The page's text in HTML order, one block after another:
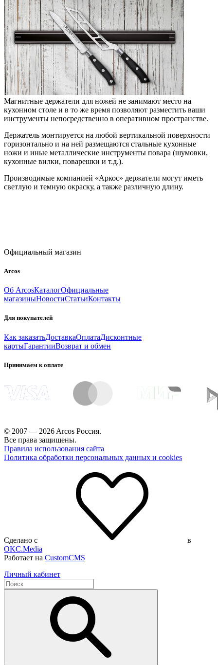
Магнитные держатели для ножей не занимают место на
кухонном столе и в то же время позволяют разместить ваши
инструменты непосредственно в оперативном пространстве.
Держатель монтируется на любой вертикальной поверхности
горизонтально и на ней размещаются стальные кухонные
ножи и иные металлические инструменты повара (шумовки,
кухонные вилки, поварешки и т.д.).
Производимые компанией «Аркос» держатели могут иметь
светлую и темную окраску, а также различную длину.
Официальный магазин
Arcos
Об ArcosКаталогОфициальные
магазиныНовостиСтатьиКонтакты
Для покупателей
Как заказатьДоставкаОплатаДисконтные
картыГарантииВозврат и обмен
Принимаем к оплате
© 2007 — 2026 Arcos Россия.
Все права защищены.
Правила использования сайта
Политика обработки персональных данных и cookies
Сделано с
в
OKC.Media
Работает на CustomCMS
Личный кабинет